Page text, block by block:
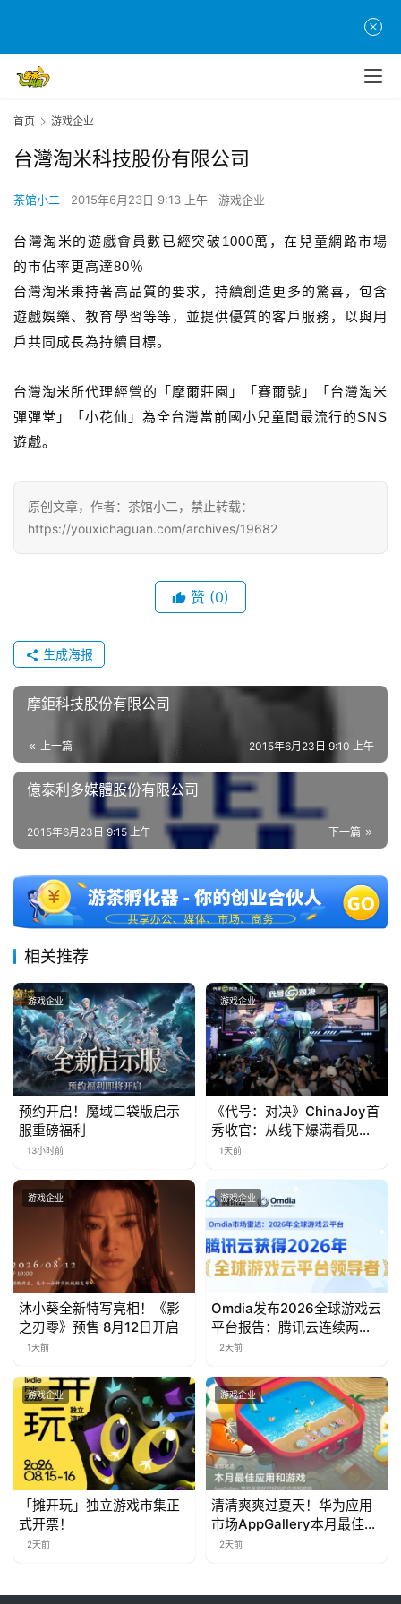
首
游
茶
原
游
戏
业
界
机
游
戏
机
游
戏
游
戏
2
十
三
届
金
7
月
3
0
日
游
茶
接
会
上
海
站
中
文
(
中
首页 游戏企业
台灣淘米科技股份有限公司
茶馆小二 2015年6月23日 9:13 上午 游戏企业
台灣淘米的遊戲會員數已經突破1000萬，在兒童網路市場
的市佔率更高達80％
台灣淘米秉持著高品質的要求，持續創造更多的驚喜，包含
遊戲娛樂、教育學習等等，並提供優質的客戶服務，以與用
戶共同成長為持續目標。
台灣淘米所代理經營的「摩爾莊園」「賽爾號」「台灣淘米
彈彈堂」「小花仙」為全台灣當前國小兒童間最流行的SNS
遊戲。
原创文章，作者：茶馆小二，禁止转载：
https://youxichaguan.com/archives/19682
赞 (0)
生成海报
摩鉅科技股份有限公司
上一篇 2015年6月23日 9:10 上午
億泰利多媒體股份有限公司
下一篇
2015年6月23日 9:15 上午
相关推荐
游戏企业
预约开启！魔域口袋版启示
服重磅福利
13小时前
游戏企业
《代号：对决》ChinaJoy首
秀收官：从线下爆满看见玩
家的真实期待
1天前
游戏企业
沐小葵全新特写亮相！《影
之刃零》预售 8月12日开启
1天前
游戏企业
Omdia发布2026全球游戏云
平台报告：腾讯云连续两年
入选“领导者”象限
2天前
游戏企业
「摊开玩」独立游戏市集正
式开票！
2天前
游戏企业
清清爽爽过夏天！华为应用
市场AppGallery本月最佳上
新，款款提升幸福感
2天前